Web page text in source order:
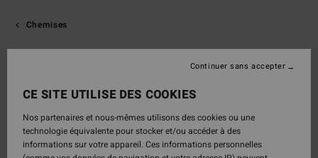
Chemises
CE SITE UTILISE DES COOKIES
Nos partenaires et nous-mêmes utilisons des cookies ou une
technologie équivalente pour stocker et/ou accéder à des
informations sur votre appareil. Ces informations personnelles
Continuer sans accepter